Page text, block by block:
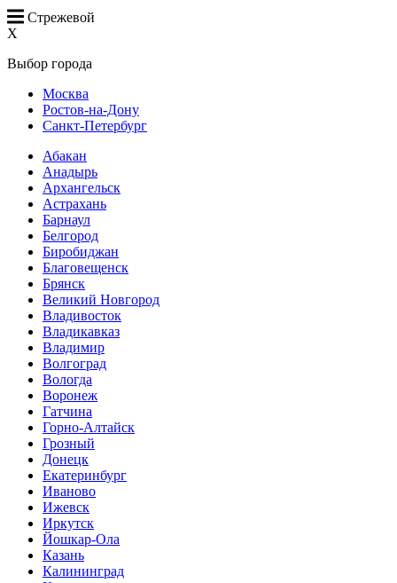
Стрежевой
X
Выбор города
Москва
Ростов-на-Дону
Санкт-Петербург
Абакан
Анадырь
Архангельск
Астрахань
Барнаул
Белгород
Биробиджан
Благовещенск
Брянск
Великий Новгород
Владивосток
Владикавказ
Владимир
Волгоград
Вологда
Воронеж
Гатчина
Горно-Алтайск
Грозный
Донецк
Екатеринбург
Иваново
Ижевск
Иркутск
Йошкар-Ола
Казань
Калининград